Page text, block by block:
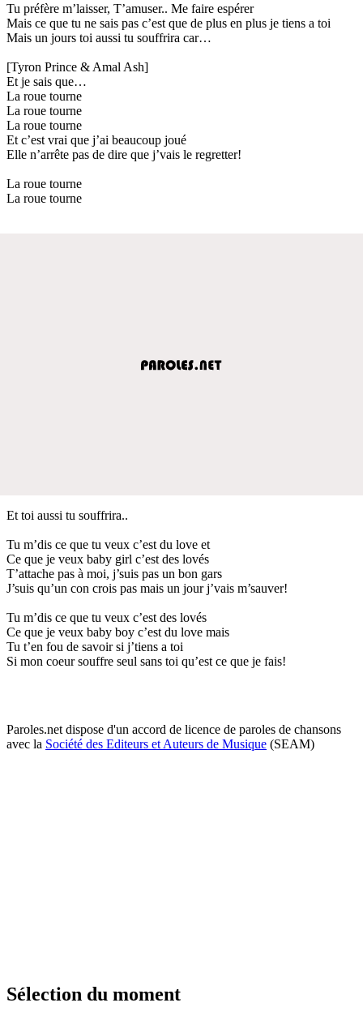
Tu préfère m’laisser, T’amuser.. Me faire espérer
Mais ce que tu ne sais pas c’est que de plus en plus je tiens a toi
Mais un jours toi aussi tu souffrira car…
[Tyron Prince & Amal Ash]
Et je sais que…
La roue tourne
La roue tourne
La roue tourne
Et c’est vrai que j’ai beaucoup joué
Elle n’arrête pas de dire que j’vais le regretter!
La roue tourne
La roue tourne
Et toi aussi tu souffrira..
Tu m’dis ce que tu veux c’est du love et
Ce que je veux baby girl c’est des lovés
T’attache pas à moi, j’suis pas un bon gars
J’suis qu’un con crois pas mais un jour j’vais m’sauver!
Tu m’dis ce que tu veux c’est des lovés
Ce que je veux baby boy c’est du love mais
Tu t’en fou de savoir si j’tiens a toi
Si mon coeur souffre seul sans toi qu’est ce que je fais!
Paroles.net dispose d'un accord de licence de paroles de chansons
avec la Société des Editeurs et Auteurs de Musique (SEAM)
Sélection du moment